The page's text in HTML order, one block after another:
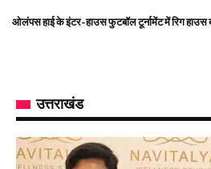
ओलंपस हाई के इंटर-हाउस फुटबॉल टूर्नामेंट में रिग हाउस
उत्तराखंड